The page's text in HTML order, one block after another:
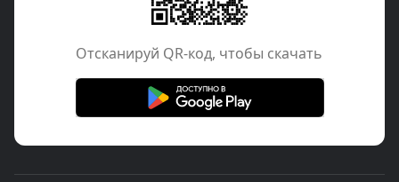
Отcканируй QR-код, чтобы скачать